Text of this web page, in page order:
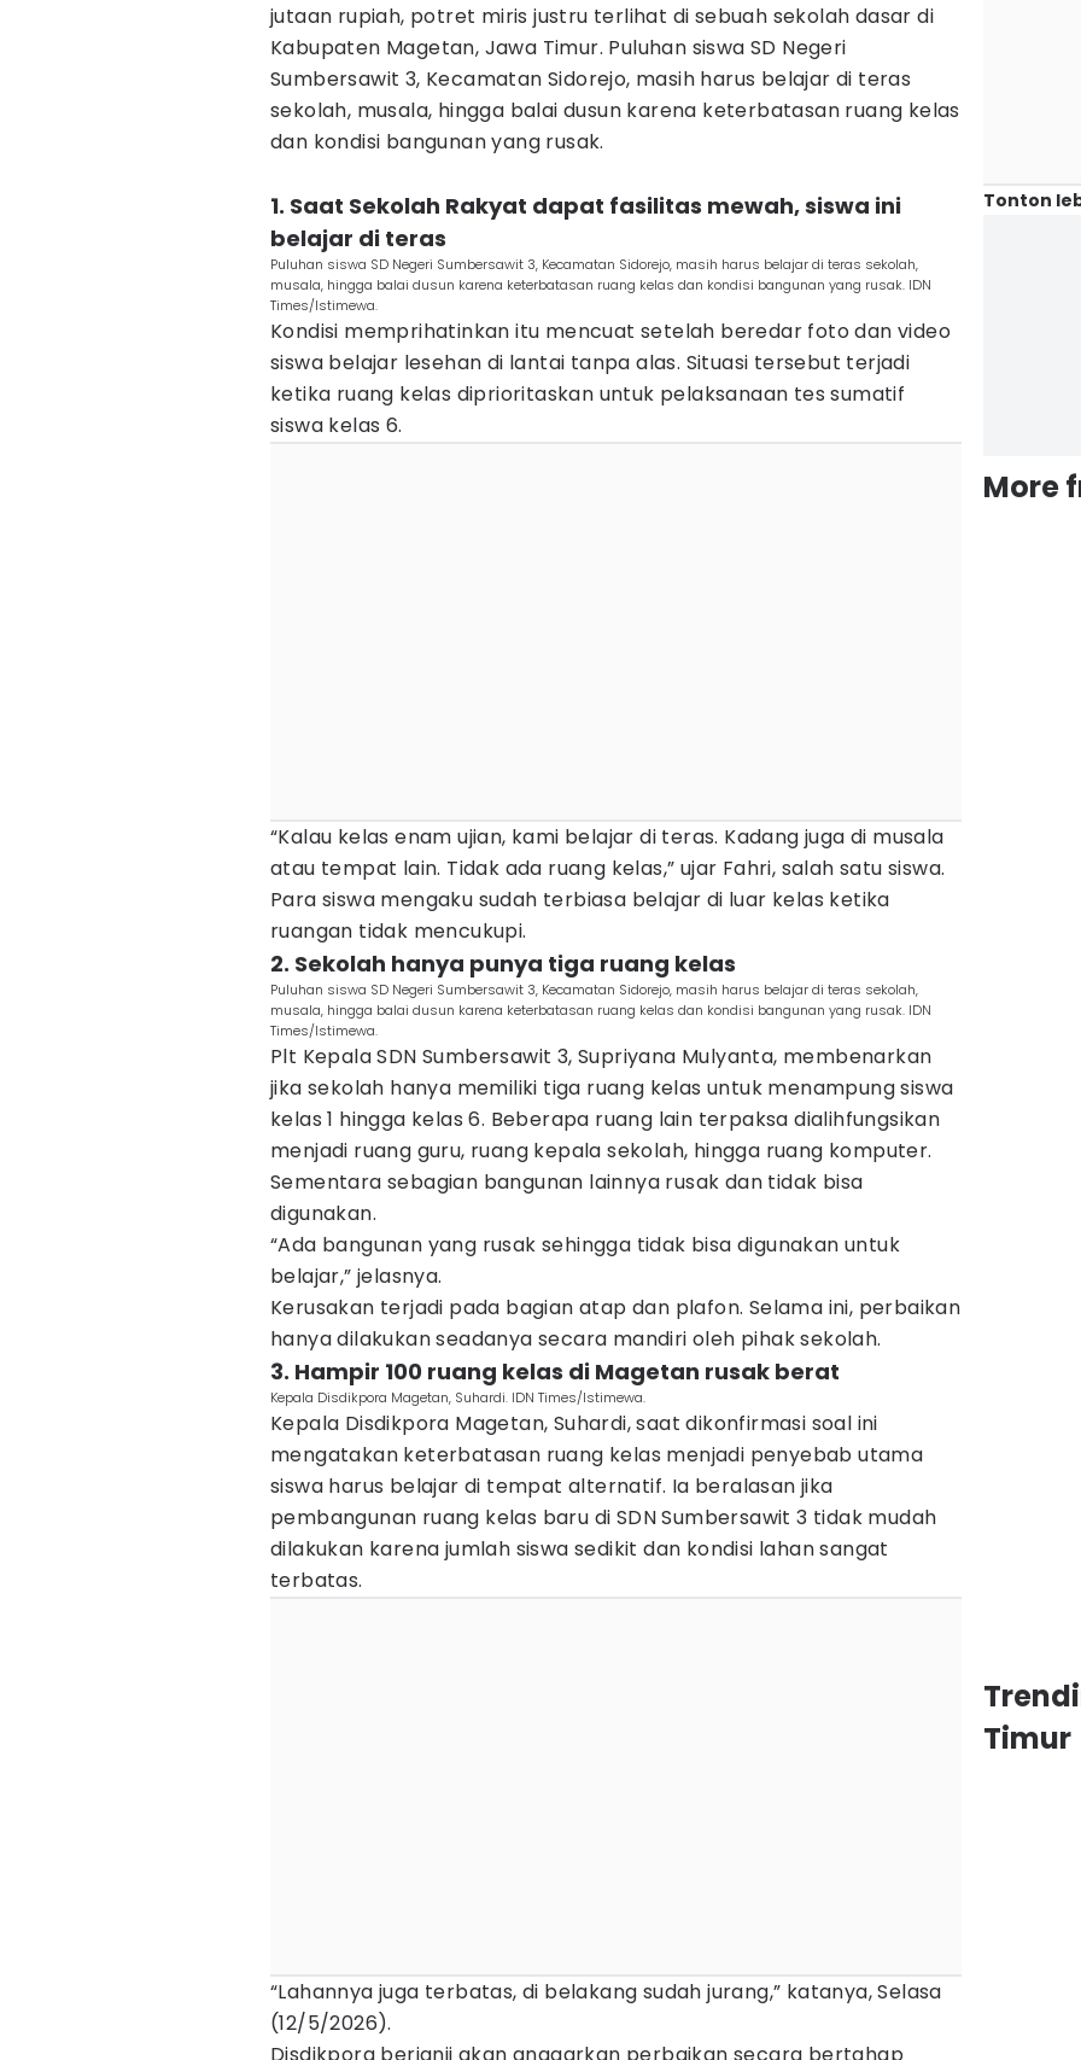
jutaan rupiah, potret miris justru terlihat di sebuah sekolah dasar di
Kabupaten Magetan, Jawa Timur. Puluhan siswa SD Negeri
Sumbersawit 3, Kecamatan Sidorejo, masih harus belajar di teras
sekolah, musala, hingga balai dusun karena keterbatasan ruang kelas
dan kondisi bangunan yang rusak.
1. Saat Sekolah Rakyat dapat fasilitas mewah, siswa ini
belajar di teras
Puluhan siswa SD Negeri Sumbersawit 3, Kecamatan Sidorejo, masih harus belajar di teras sekolah,
musala, hingga balai dusun karena keterbatasan ruang kelas dan kondisi bangunan yang rusak. IDN
Times/Istimewa.
Kondisi memprihatinkan itu mencuat setelah beredar foto dan video
siswa belajar lesehan di lantai tanpa alas. Situasi tersebut terjadi
ketika ruang kelas diprioritaskan untuk pelaksanaan tes sumatif
siswa kelas 6.
“Kalau kelas enam ujian, kami belajar di teras. Kadang juga di musala
atau tempat lain. Tidak ada ruang kelas,” ujar Fahri, salah satu siswa.
Para siswa mengaku sudah terbiasa belajar di luar kelas ketika
ruangan tidak mencukupi.
2. Sekolah hanya punya tiga ruang kelas
Puluhan siswa SD Negeri Sumbersawit 3, Kecamatan Sidorejo, masih harus belajar di teras sekolah,
musala, hingga balai dusun karena keterbatasan ruang kelas dan kondisi bangunan yang rusak. IDN
Times/Istimewa.
Plt Kepala SDN Sumbersawit 3, Supriyana Mulyanta, membenarkan
jika sekolah hanya memiliki tiga ruang kelas untuk menampung siswa
kelas 1 hingga kelas 6. Beberapa ruang lain terpaksa dialihfungsikan
menjadi ruang guru, ruang kepala sekolah, hingga ruang komputer.
Sementara sebagian bangunan lainnya rusak dan tidak bisa
digunakan.
“Ada bangunan yang rusak sehingga tidak bisa digunakan untuk
belajar,” jelasnya.
Kerusakan terjadi pada bagian atap dan plafon. Selama ini, perbaikan
hanya dilakukan seadanya secara mandiri oleh pihak sekolah.
3. Hampir 100 ruang kelas di Magetan rusak berat
Kepala Disdikpora Magetan, Suhardi. IDN Times/Istimewa.
Kepala Disdikpora Magetan, Suhardi, saat dikonfirmasi soal ini
mengatakan keterbatasan ruang kelas menjadi penyebab utama
siswa harus belajar di tempat alternatif. Ia beralasan jika
pembangunan ruang kelas baru di SDN Sumbersawit 3 tidak mudah
dilakukan karena jumlah siswa sedikit dan kondisi lahan sangat
terbatas.
“Lahannya juga terbatas, di belakang sudah jurang,” katanya, Selasa
(12/5/2026).
Tonton
More
Timur